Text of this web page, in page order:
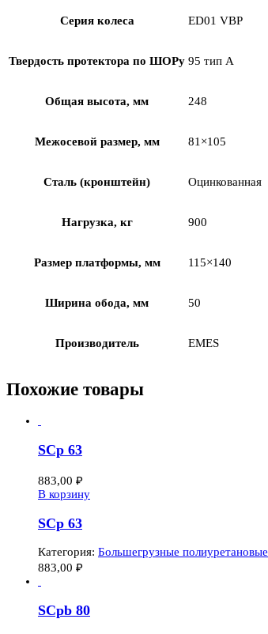
Серия колеса ED01 VBP
Твердость протектора по ШОРу 95 тип А
Общая высота, мм 248
Межосевой размер, мм 81×105
Сталь (кронштейн) Оцинкованная
Нагрузка, кг 900
Размер платформы, мм 115×140
Ширина обода, мм 50
Производитель EMES
Похожие товары
SCp 63
883,00 ₽
В корзину
SCp 63
Категория: Большегрузные полиуретановые
883,00 ₽
SCpb 80